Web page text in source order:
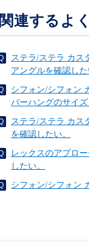
関連するよ
ステラ/ステラ カス
アングルを確認し
シフォン/シフォン
バーハングのサイ
ステラ/ステラ カス
を確認したい。
レックスのアプロ
したい。
シフォン/シフォン